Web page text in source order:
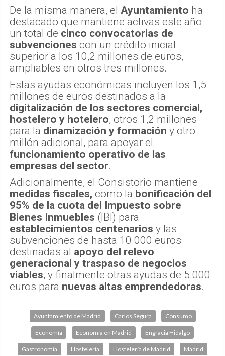
De la misma manera, el Ayuntamiento ha
destacado que mantiene activas este año
un total de cinco convocatorias de
subvenciones con un crédito inicial
superior a los 10,2 millones de euros,
ampliables en otros tres millones.
Estas ayudas económicas incluyen los 1,5
millones de euros destinados a la
digitalización de los sectores comercial,
hostelero y hotelero, otros 1,2 millones
para la dinamización y formación y otro
millón adicional, para apoyar el
funcionamiento operativo de las
empresas del sector.
Adicionalmente, el Consistorio mantiene
medidas fiscales, como la bonificación del
95% de la cuota del Impuesto sobre
Bienes Inmuebles (IBI) para
establecimientos centenarios y las
subvenciones de hasta 10.000 euros
destinadas al apoyo del relevo
generacional y traspaso de negocios
viables, y finalmente otras ayudas de 5.000
euros para nuevas altas emprendedoras.
Ayuntamiento de Madrid Carlos Segura Consumo
Economía Economía en Madrid Engracia Hidalgo
Gastronomía Hostelería Hostelería de Madrid Madrid